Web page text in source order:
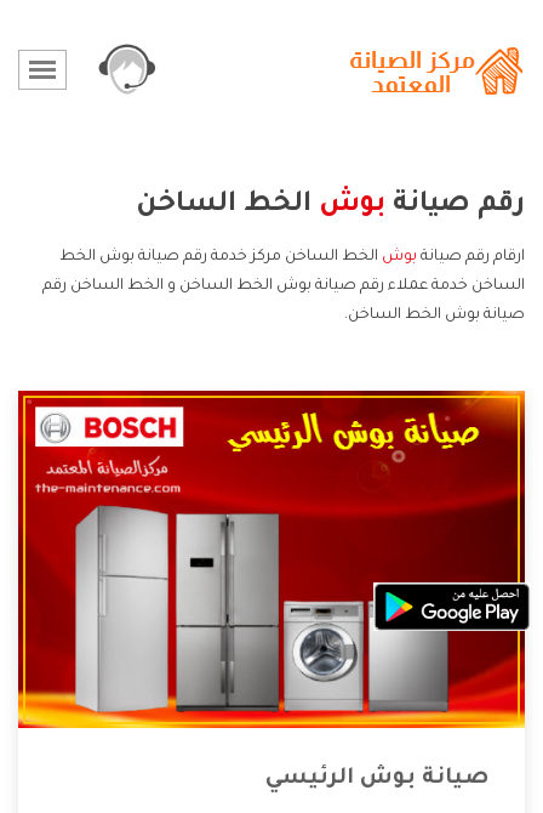
رقم صيانة بوش الخط الساخن
ارقام رقم صيانة بوش الخط الساخن مركز خدمة رقم صيانة بوش الخط
الساخن خدمة عملاء رقم صيانة بوش الخط الساخن و الخط الساخن رقم
صيانة بوش الخط الساخن.
صيانة بوش الرئيسي